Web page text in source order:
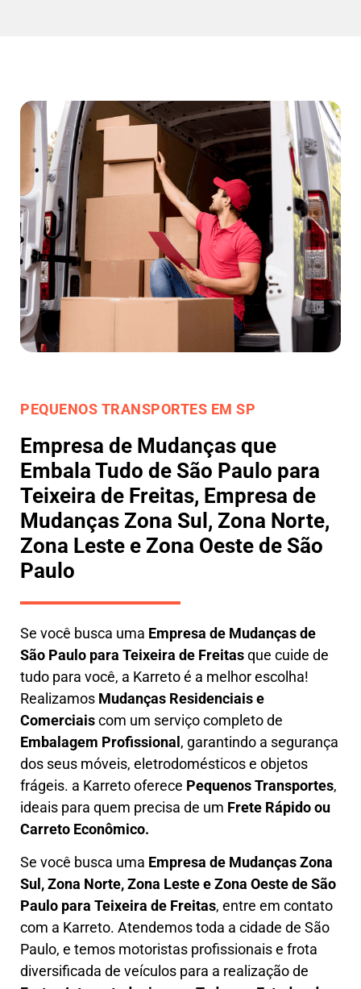
PEQUENOS TRANSPORTES EM SP
Empresa de Mudanças que
Embala Tudo de São Paulo para
Teixeira de Freitas, Empresa de
Mudanças Zona Sul, Zona Norte,
Zona Leste e Zona Oeste de São
Paulo
Se você busca uma Empresa de Mudanças de
São Paulo para Teixeira de Freitasque cuide de
tudo para você, a Karretoé a melhor escolha!
Realizamos Mudanças Residenciais e
Comerciaiscom um serviço completo de
Embalagem Profissional, garantindo a segurança
dos seus móveis, eletrodomésticos e objetos
frágeis. a Karretooferece Pequenos Transportes,
ideais para quem precisa de um Frete Rápido ou
Carreto Econômico.
Se você busca uma Empresa de Mudanças Zona
Sul, Zona Norte, Zona Leste e Zona Oestede São
Paulo para Teixeira de Freitas, entre em contato
com a Karreto. Atendemos toda a cidade de São
Paulo, e temos motoristas profissionais e frota
diversificada de veículos para a realização de